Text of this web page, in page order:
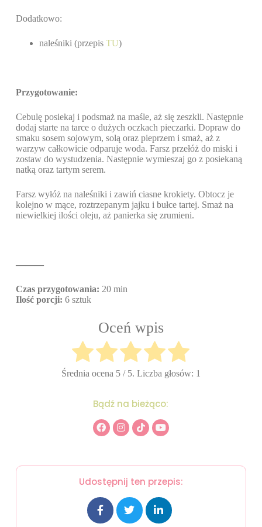
Dodatkowo:
naleśniki (przepis TU)
Przygotowanie:
Cebulę posiekaj i podsmaż na maśle, aż się zeszkli. Następnie
dodaj starte na tarce o dużych oczkach pieczarki. Dopraw do
smaku sosem sojowym, solą oraz pieprzem i smaż, aż z
warzyw całkowicie odparuje woda. Farsz przełóż do miski i
zostaw do wystudzenia. Następnie wymieszaj go z posiekaną
natką oraz tartym serem.
Farsz wyłóż na naleśniki i zawiń ciasne krokiety. Obtocz je
kolejno w mące, roztrzepanym jajku i bułce tartej. Smaż na
niewielkiej ilości oleju, aż panierka się zrumieni.
———
Czas przygotowania: 20 min
Ilość porcji: 6 sztuk
Oceń wpis
Średnia ocena 5/ 5. Liczba głosów: 1
Bądź na bieżąco:
Udostępnij ten przepis: